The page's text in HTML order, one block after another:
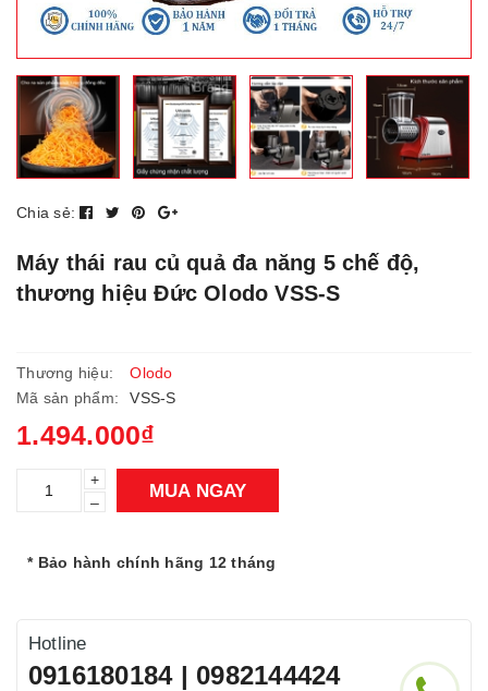
Chia sẻ:
Máy thái rau củ quả đa năng 5 chế độ,
thương hiệu Đức Olodo VSS-S
Thương hiệu:
Olodo
Mã sản phẩm:
VSS-S
1.494.000₫
+
–
MUA NGAY
* Bảo hành chính hãng 12 tháng
Hotline
0916180184 | 0982144424